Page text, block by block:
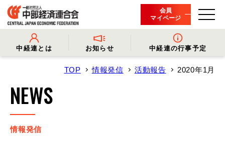
会員
マイページ
中経連とは
- 会長挨拶
- 役員名簿
- 会員一覧
お知らせ
- プレスリリース
- 会長コメント
- イベント・セミナー
中経連の行事予定
TOP 情報発信 活動報告 2020年1月
NEWS
情報発信